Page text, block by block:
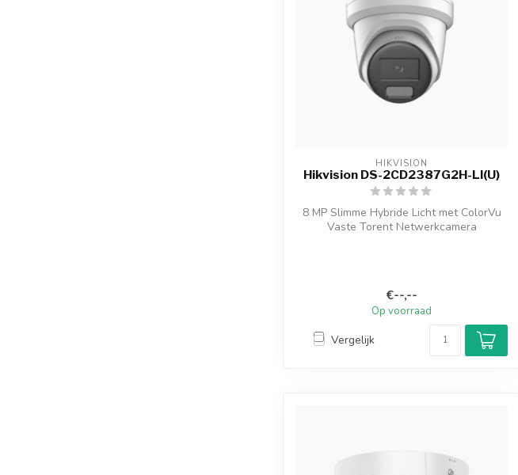
HIKVISION
Hikvision DS-2CD2387G2H-LI(U)
8 MP Slimme Hybride Licht met ColorVu
Vaste Torent Netwerkcamera
€--,--
Op voorraad
Vergelijk